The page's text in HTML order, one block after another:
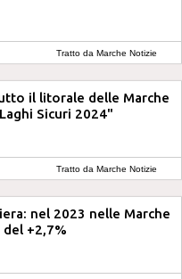
Tratto da Marche Notizie
il litorale delle Marche
Sicuri 2024"
Tratto da Marche Notizie
nel 2023 nelle Marche
+2,7%